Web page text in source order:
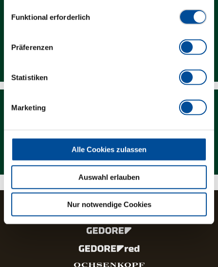
Funktional erforderlich
Präferenzen
Statistiken
Marketing
Alle Cookies zulassen
Auswahl erlauben
Nur notwendige Cookies
Magazin
Die Marken und Produktlinien der GEDORE Gruppe